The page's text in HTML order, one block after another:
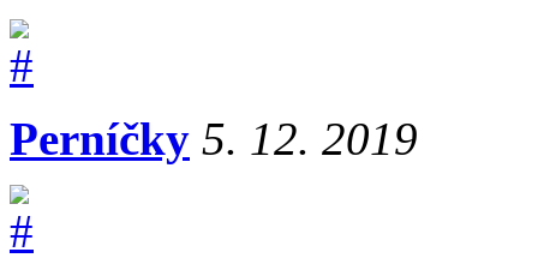
Perníčky 5. 12. 2019